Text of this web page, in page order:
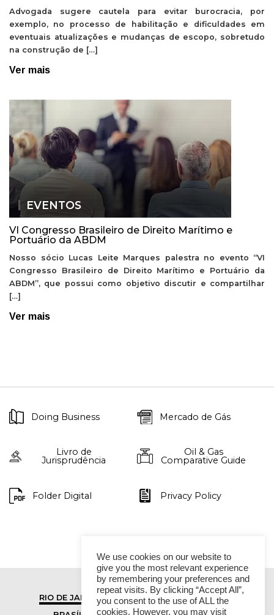
Advogada sugere cautela para evitar burocracia, por
exemplo, no processo de habilitação e dificuldades em
eventuais atualizações e mudanças de escopo, sobretudo
na construção de […]
Ver mais
EVENTOS
VI Congresso Brasileiro de Direito Marítimo e
Portuário da ABDM
Nosso sócio Lucas Leite Marques palestra no evento “VI
Congresso Brasileiro de Direito Marítimo e Portuário da
ABDM”, que possui como objetivo discutir e compartilhar
[…]
Ver mais
Doing Business Mercado de Gás
Livro de
Jurisprudência
Oil & Gas
Comparative Guide
Folder Digital Privacy Policy
RIO DE JANEIRO
SÃO PAULO
We use cookies on our website to
give you the most relevant experience
by remembering your preferences and
repeat visits. By clicking “Accept All”,
you consent to the use of ALL the
cookies. However, you may visit